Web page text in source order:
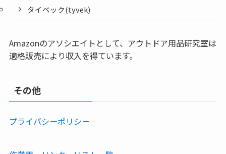
タイベック(tyvek)
Amazonのアソシエイトとして、アウトドア用品研究室は
適格販売により収入を得ています。
その他
プライバシーポリシー